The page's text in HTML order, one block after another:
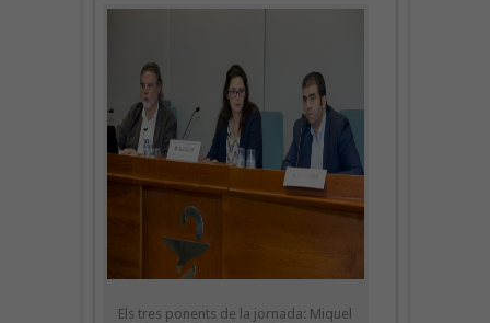
Els tres ponents de la jornada: Miquel